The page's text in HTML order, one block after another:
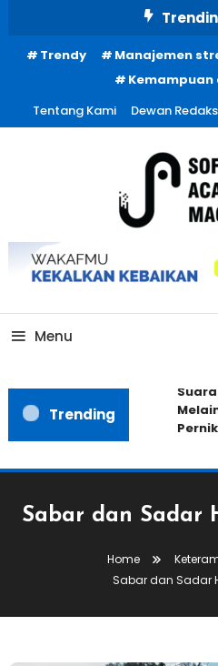
ContentTrendy Manajemen
Tentang Kami
Dewan
Menu
Trending
Sabar dan Sadar
Home
Sabar dan Sadar